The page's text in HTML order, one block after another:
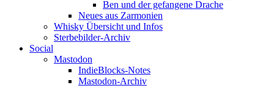
Ben und der gefangene Drache
Neues aus Zarmonien
Whisky Übersicht und Infos
Sterbebilder-Archiv
Social
Mastodon
IndieBlocks-Notes
Mastodon-Archiv